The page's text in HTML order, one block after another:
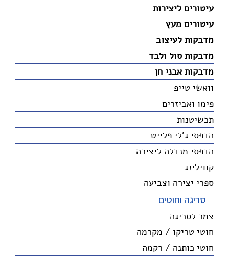
עיטורים ליצירות
עיטורים מעץ
מדבקות לעיצוב
מדבקות סול ולבד
מדבקות אבני חן
וואשי טייפ
פימו ואביזרים
תכשיטנות
הדפסי ג'לי פלייט
הדפסי מנדלה ליצירה
קווילינג
ספרי יצירה וצביעה
סריגה וחוטים
צמר לסריגה
חוטי טריקו / מקרמה
חוטי כותנה / רקמה